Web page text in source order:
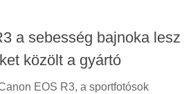
a sebesség bajnoka lesz
közölt a gyártó
EOS R3, a sportfotósok